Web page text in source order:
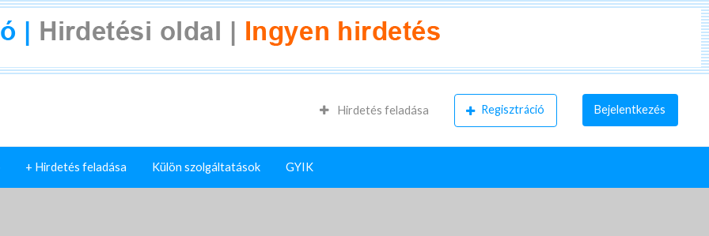
Hirdetés feladása Regisztráció Bejelentkezés
+ Hirdetés feladása Külön szolgáltatások GYIK